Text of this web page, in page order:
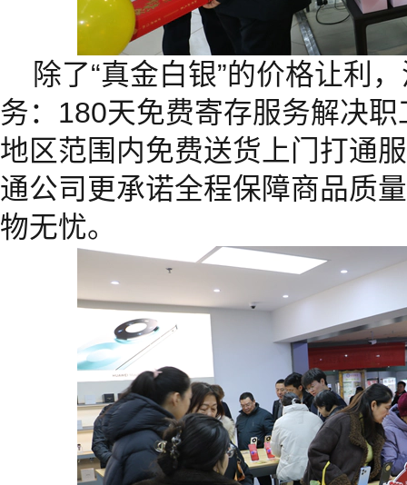
除了“真金白银”的价格让利
务：180天免费寄存服务解决
地区范围内免费送货上门打通
通公司更承诺全程保障商品质
物无忧。